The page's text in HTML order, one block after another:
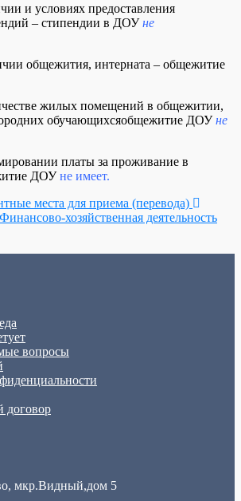
и условиях предоставления
– стипендии в ДОУне
общежития, интерната – общежитие
жилых помещений в общежитии,
обучающихсяобщежитие ДОУне
платы за проживание в
ДОУне имеет.
места для приема (перевода)
хозяйственная деятельность
вопросы
договор
мкр.Видный,дом 5